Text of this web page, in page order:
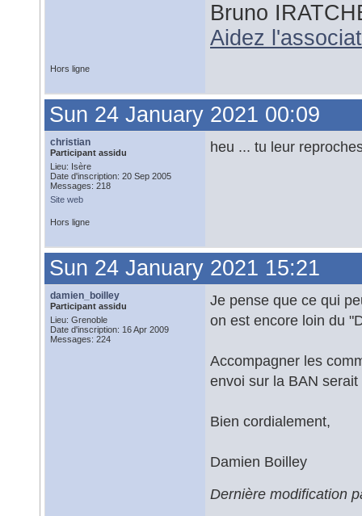
Bruno
Aidez
Hors ligne
Sun 24 January 2021 00:09
christian
Participant assidu
Lieu: Isère
Date d'inscription: 20 Sep 2005
Messages: 218
Site web
heu ... tu leur
Hors ligne
Sun 24 January 2021 15:21
damien_boilley
Participant assidu
Lieu: Grenoble
Date d'inscription: 16 Apr 2009
Messages: 224
Je pense que ce qui
on est encore loin du
Accompagner les
envoi sur la BAN
Bien cordialement,
Damien Boilley
Dernière modification